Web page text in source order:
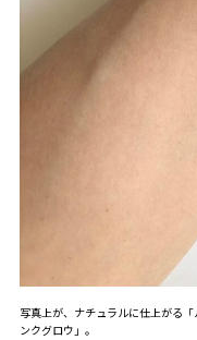
写真上が、ナチュラルに仕上がる
ンクグロウ」。